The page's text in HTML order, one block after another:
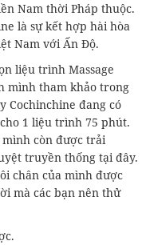
Nam thời Pháp thuộc.
là sự kết hợp hài hòa
Nam với Ấn Độ.
liệu trình Massage
mình tham khảo trong
Cochinchine đang có
1 liệu trình 75 phút.
còn được trải
truyền thống tại đây.
chân của mình được
mà các bạn nên thử